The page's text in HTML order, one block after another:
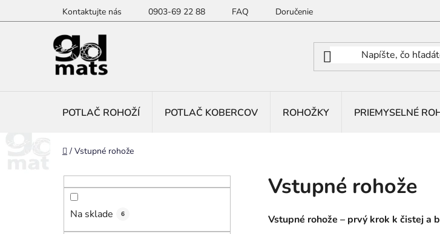
na
Kontaktujte nás 0903-69 22 88 FAQ Doručenie
POTLAČ ROHOŽÍ POTLAČ KOBERCOV ROHOŽKY PRIEMYSELNÉ
Domov
/ Vstupné rohože
Na sklade 6
Vstupné rohože
Vstupné rohože – prvý krok k čistej a